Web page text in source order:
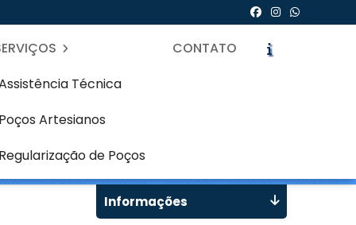
Técnica
Artesianos
de Poços
CONTATO
Informações